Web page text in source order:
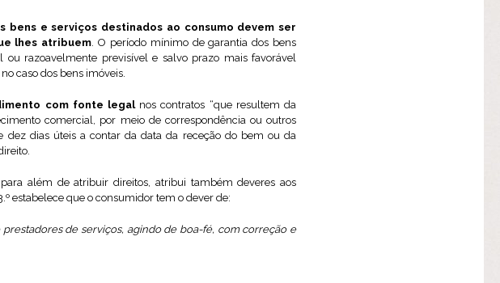
bens e serviços destinados ao consumo devem ser
lhes atribuem. O período mínimo de garantia dos bens
razoavelmente previsível e salvo prazo mais favorável
no caso dos bens imóveis.
com fonte legal nos contratos “que resultem da
comercial, por meio de correspondência ou outros
dez dias úteis a contar da data da receção do bem ou da
além de atribuir direitos, atribui também deveres aos
estabelece que o consumidor tem o dever de:
de serviços, agindo de boa-fé, com correção e